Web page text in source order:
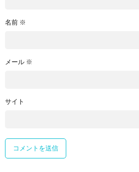
名前 ※
メール ※
サイト